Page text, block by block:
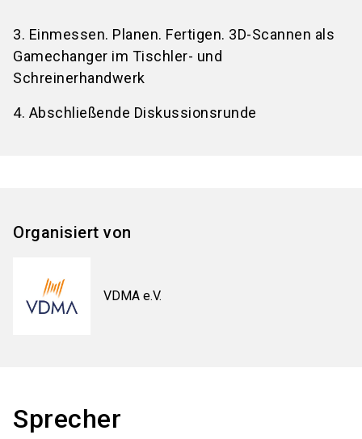
3. Einmessen. Planen. Fertigen. 3D-Scannen als
Gamechanger im Tischler- und
Schreinerhandwerk
4. Abschließende Diskussionsrunde
Organisiert von
VDMA e.V.
Sprecher